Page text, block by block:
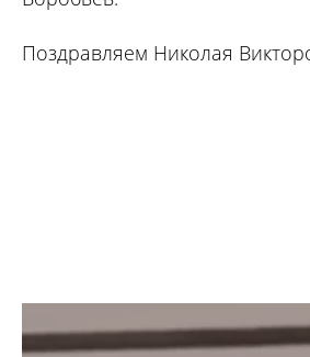
Поздравляем Николая